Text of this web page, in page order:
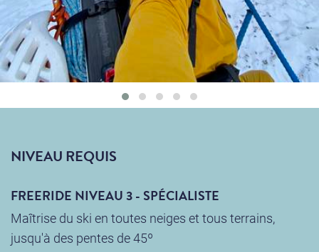
NIVEAU REQUIS
FREERIDE NIVEAU 3 - SPÉCIALISTE
Maîtrise du ski en toutes neiges et tous terrains,
jusqu'à des pentes de 45º